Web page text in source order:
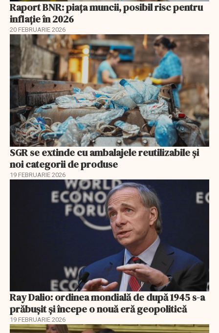
Raport BNR: piața muncii, posibil risc pentru
inflație în 2026
20 FEBRUARIE 2026
SGR se extinde cu ambalajele reutilizabile și
noi categorii de produse
19 FEBRUARIE 2026
Ray Dalio: ordinea mondială de după 1945 s-a
prăbușit și începe o nouă eră geopolitică
19 FEBRUARIE 2026